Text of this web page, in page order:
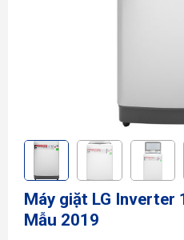
Máy giặt LG Inverter
Mẫu 2019